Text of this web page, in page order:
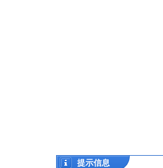
提示信息